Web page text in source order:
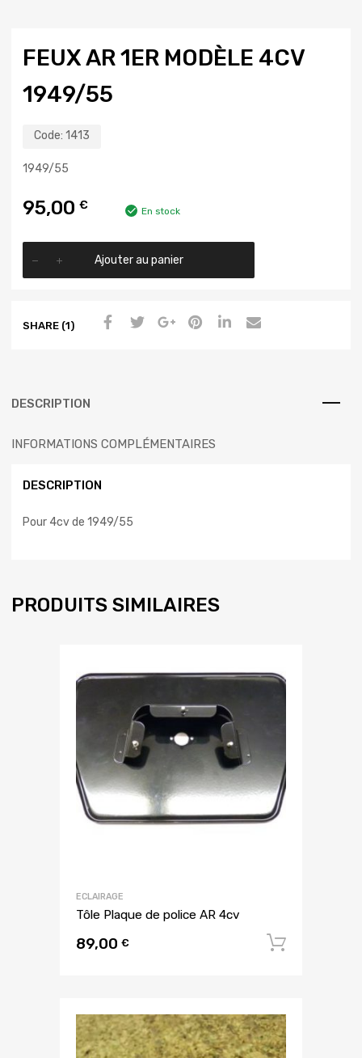
FEUX AR 1ER MODÈLE 4CV
1949/55
Code: 1413
1949/55
95,00 € En stock
Ajouter au panier
SHARE (1)
DESCRIPTION
INFORMATIONS COMPLÉMENTAIRES
DESCRIPTION
Pour 4cv de 1949/55
PRODUITS SIMILAIRES
ECLAIRAGE
Tôle Plaque de police AR 4cv
89,00 €